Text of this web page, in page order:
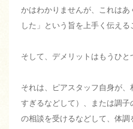
かはわかりませんが、これは
した」という旨を上手く伝える
そして、デメリットはもうひと
それは、ピアスタッフ自身が
すぎるなどして）、または調
の相談を受けるなどして、体